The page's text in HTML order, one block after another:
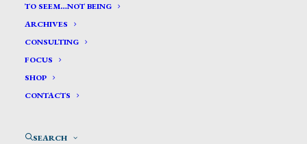
TO SEEM…NOT BEING
ARCHIVES
CONSULTING
FOCUS
SHOP
CONTACTS
SEARCH